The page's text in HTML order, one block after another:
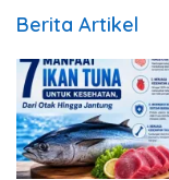
Berita Artikel